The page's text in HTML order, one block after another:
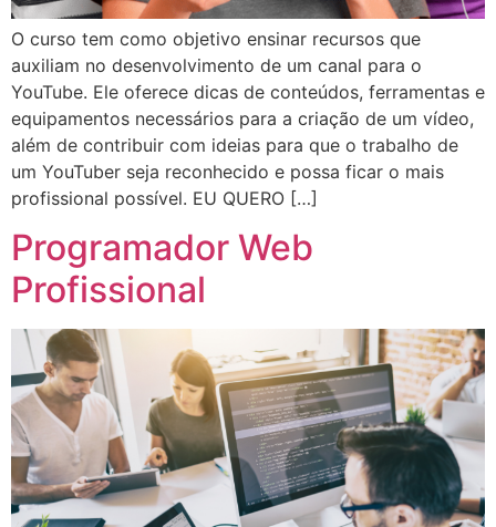
O curso tem como objetivo ensinar recursos que
auxiliam no desenvolvimento de um canal para o
YouTube. Ele oferece dicas de conteúdos, ferramentas e
equipamentos necessários para a criação de um vídeo,
além de contribuir com ideias para que o trabalho de
um YouTuber seja reconhecido e possa ficar o mais
profissional possível. EU QUERO […]
Programador Web
Profissional